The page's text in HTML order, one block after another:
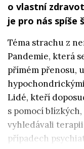
o vlastní
je pro nás spíše
Téma strachu z
Pandemie, která
přímém přenosu,
Lidé, kteří
s pomocí
vyhledávali
případech